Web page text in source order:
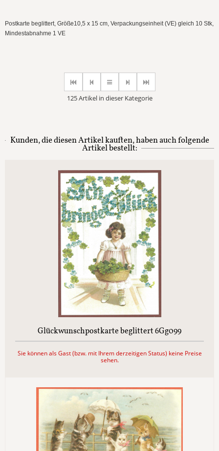
Postkarte beglittert, Größe10,5 x 15 cm, Verpackungseinheit (VE) gleich 10 Stk,
Mindestabnahme 1 VE
125 Artikel in dieser Kategorie
Kunden, die diesen Artikel kauften, haben auch folgende
Artikel bestellt:
Glückwunschpostkarte beglittert 6Gg099
Sie können als Gast (bzw. mit Ihrem derzeitigen Status) keine Preise
sehen.